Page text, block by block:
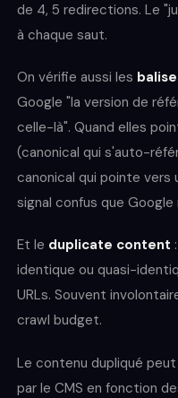
de 4, 5 redirections. Le
à chaque saut.
On vérifie aussi les
Google "la version de
celle-là". Quand elles
(canonical qui s'auto-
canonical qui pointe vers
signal confus que
Et le duplicate content
identique ou quasi-
URLs. Souvent
crawl budget.
Le contenu dupliqué
par le CMS en fonction